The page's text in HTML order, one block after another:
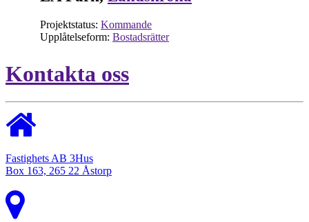
Projektstatus: Kommande
Upplåtelseform: Bostadsrätter
Kontakta oss
Fastighets AB 3Hus
Box 163, 265 22 Åstorp